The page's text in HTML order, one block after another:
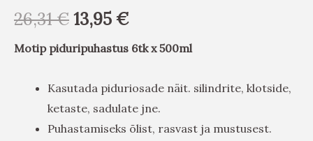
26,31€13,95€
Motip piduripuhastus 6tk x 500ml
Kasutada piduriosade näit. silindrite, klotside,
ketaste, sadulate jne.
Puhastamiseks õlist, rasvast ja mustusest.